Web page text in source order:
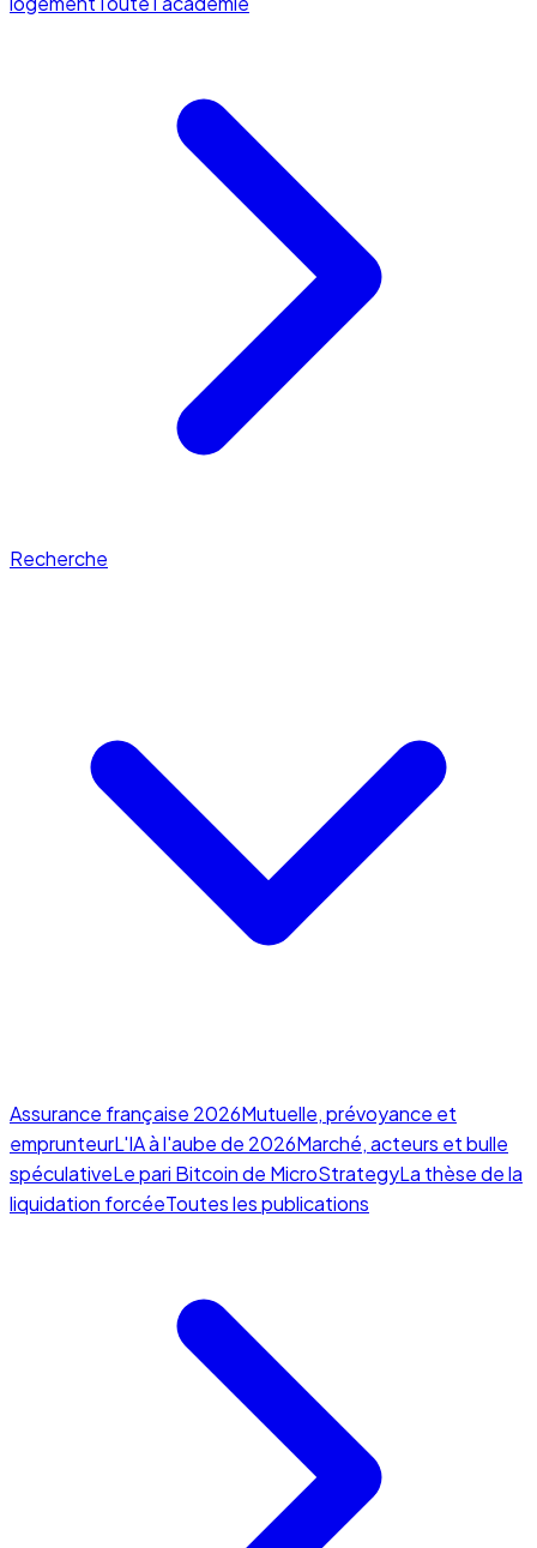
Recherche
Assurance française 2026Mutuelle, prévoyance et
emprunteurL'IA à l'aube de 2026Marché, acteurs et bulle
spéculativeLe pari Bitcoin de MicroStrategyLa thèse de la
liquidation forcéeToutes les publications